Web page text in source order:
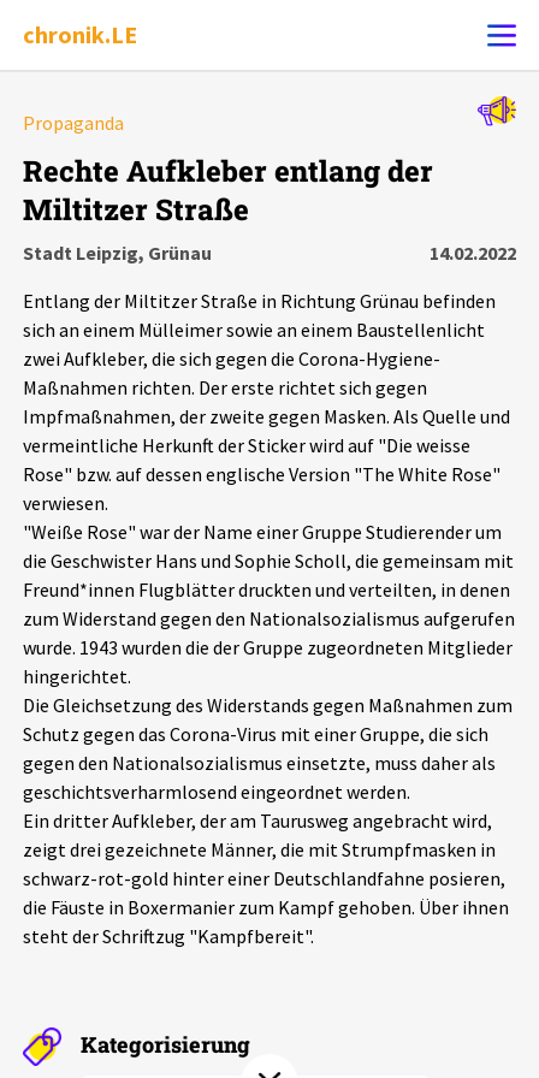
chronik.LE
Chronik
Leipziger Zustände
Schlaglichter
Phänomene
Aktuelles
Alle Beiträge
Veranstaltungen
Pressemitteilungen
Podcasts
Über uns
Projektbeschreibung
Kontakt
Unterstützer_innen
Spenden
chronik.LE in der Presse
Propaganda
Rechte Aufkleber entlang der
Miltitzer Straße
Stadt Leipzig, Grünau
14.02.2022
Entlang der Miltitzer Straße in Richtung Grünau befinden
sich an einem Mülleimer sowie an einem Baustellenlicht
zwei Aufkleber, die sich gegen die Corona-Hygiene-
Maßnahmen richten. Der erste richtet sich gegen
Impfmaßnahmen, der zweite gegen Masken. Als Quelle und
vermeintliche Herkunft der Sticker wird auf "Die weisse
Rose" bzw. auf dessen englische Version "The White Rose"
verwiesen.
"Weiße Rose" war der Name einer Gruppe Studierender um
die Geschwister Hans und Sophie Scholl, die gemeinsam mit
Freund*innen Flugblätter druckten und verteilten, in denen
zum Widerstand gegen den Nationalsozialismus aufgerufen
wurde. 1943 wurden die der Gruppe zugeordneten Mitglieder
hingerichtet.
Die Gleichsetzung des Widerstands gegen Maßnahmen zum
Schutz gegen das Corona-Virus mit einer Gruppe, die sich
gegen den Nationalsozialismus einsetzte, muss daher als
geschichtsverharmlosend eingeordnet werden.
Ein dritter Aufkleber, der am Taurusweg angebracht wird,
zeigt drei gezeichnete Männer, die mit Strumpfmasken in
schwarz-rot-gold hinter einer Deutschlandfahne posieren,
die Fäuste in Boxermanier zum Kampf gehoben. Über ihnen
steht der Schriftzug "Kampfbereit".
Kategorisierung
Alle Ereignisse
Ereignisse
Ereignisse